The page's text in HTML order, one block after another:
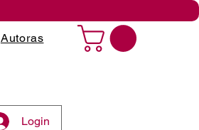
Autoras
Login